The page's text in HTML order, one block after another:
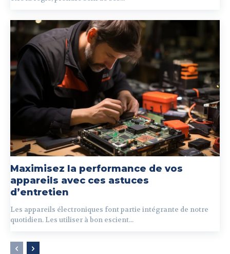
Maximisez la performance de vos
appareils avec ces astuces
d’entretien
Les appareils électroniques font partie intégrante de notre
quotidien. Les utiliser à bon escient...